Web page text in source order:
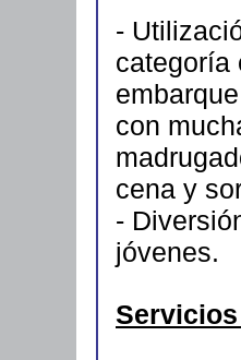
-
categoría
con
cena y
-
jóvenes.